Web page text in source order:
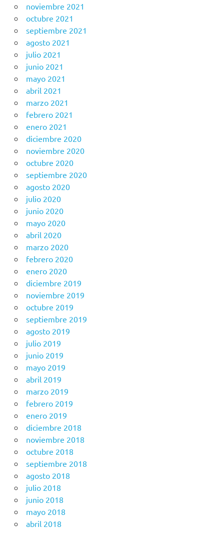
noviembre 2021
octubre 2021
septiembre 2021
agosto 2021
julio 2021
junio 2021
mayo 2021
abril 2021
marzo 2021
febrero 2021
enero 2021
diciembre 2020
noviembre 2020
octubre 2020
septiembre 2020
agosto 2020
julio 2020
junio 2020
mayo 2020
abril 2020
marzo 2020
febrero 2020
enero 2020
diciembre 2019
noviembre 2019
octubre 2019
septiembre 2019
agosto 2019
julio 2019
junio 2019
mayo 2019
abril 2019
marzo 2019
febrero 2019
enero 2019
diciembre 2018
noviembre 2018
octubre 2018
septiembre 2018
agosto 2018
julio 2018
junio 2018
mayo 2018
abril 2018